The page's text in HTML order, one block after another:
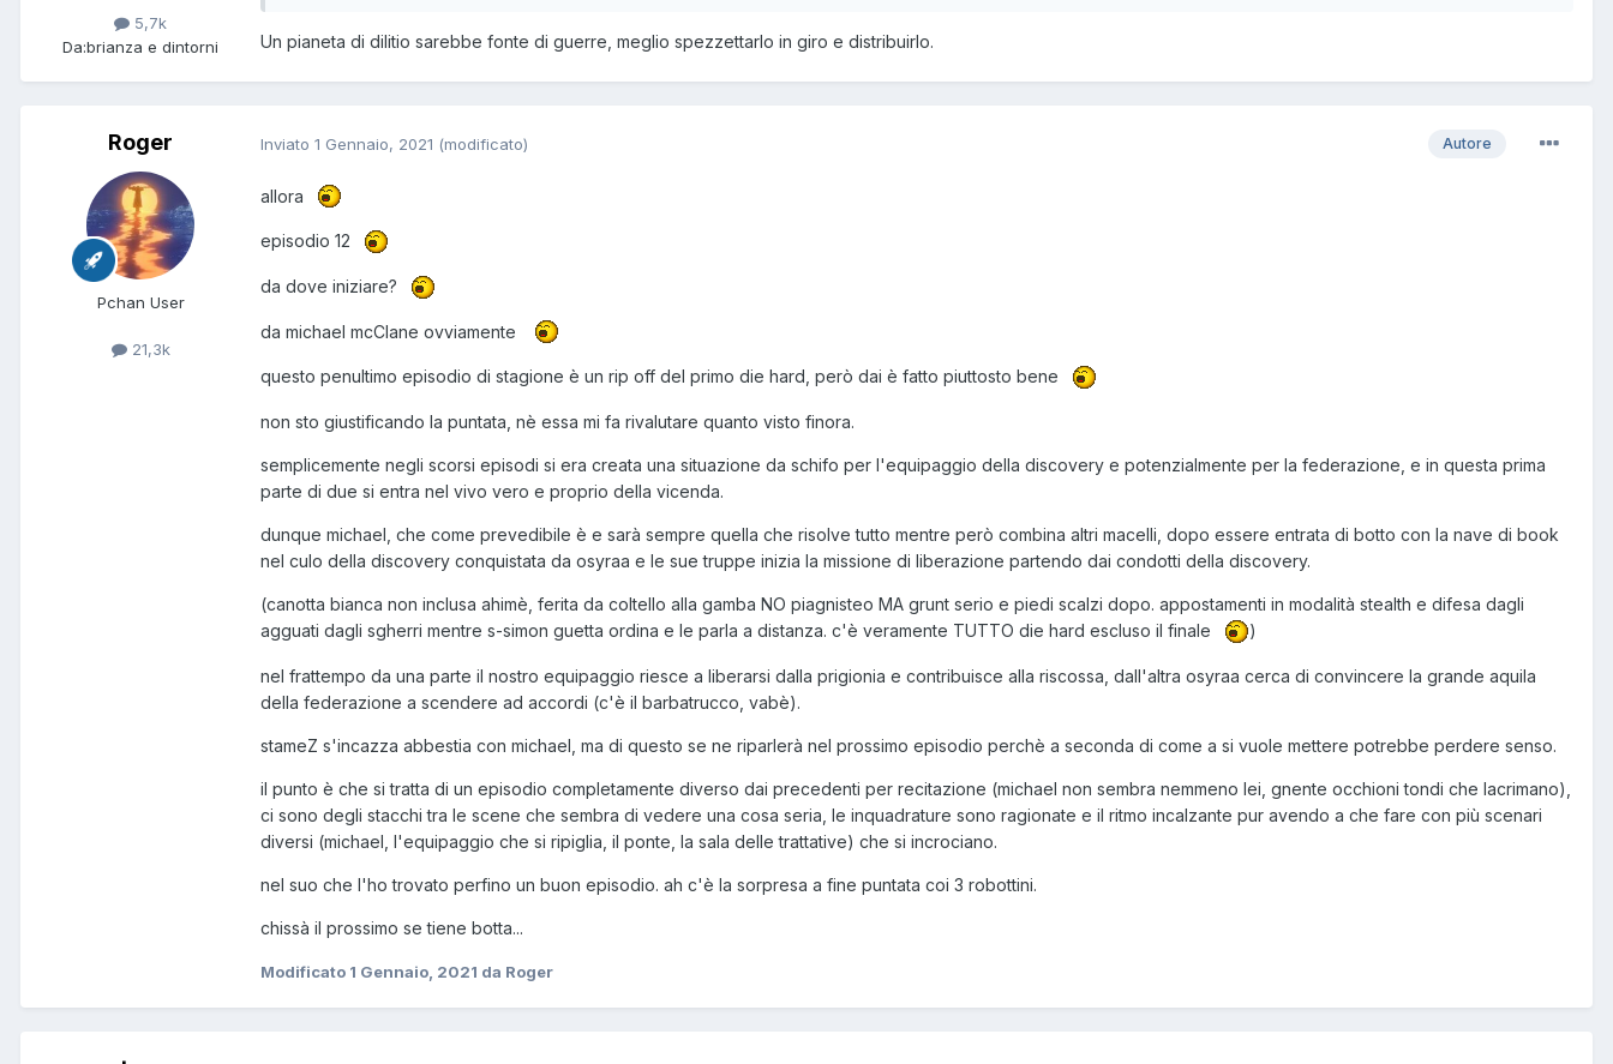
5,7k
Da:brianza e dintorni Un pianeta di dilitio sarebbe fonte di guerre, meglio spezzettarlo in giro e distribuirlo.
Roger
Pchan User
21,3k
Autore
Inviato 1 Gennaio, 2021 (modificato)
allora
episodio 12
da dove iniziare?
da michael mcClane ovviamente
questo penultimo episodio di stagione è un rip off del primo die hard, però dai è fatto piuttosto bene
non sto giustificando la puntata, nè essa mi fa rivalutare quanto visto finora.
semplicemente negli scorsi episodi si era creata una situazione da schifo per l'equipaggio della discovery e potenzialmente per la federazione, e in questa prima
parte di due si entra nel vivo vero e proprio della vicenda.
dunque michael, che come prevedibile è e sarà sempre quella che risolve tutto mentre però combina altri macelli, dopo essere entrata di botto con la nave di book
nel culo della discovery conquistata da osyraa e le sue truppe inizia la missione di liberazione partendo dai condotti della discovery.
(canotta bianca non inclusa ahimè, ferita da coltello alla gamba NO piagnisteo MA grunt serio e piedi scalzi dopo. appostamenti in modalità stealth e difesa dagli
agguati dagli sgherri mentre s-simon guetta ordina e le parla a distanza. c'è veramente TUTTO die hard escluso il finale
)
nel frattempo da una parte il nostro equipaggio riesce a liberarsi dalla prigionia e contribuisce alla riscossa, dall'altra osyraa cerca di convincere la grande aquila
della federazione a scendere ad accordi (c'è il barbatrucco, vabè).
stameZ s'incazza abbestia con michael, ma di questo se ne riparlerà nel prossimo episodio perchè a seconda di come a si vuole mettere potrebbe perdere senso.
il punto è che si tratta di un episodio completamente diverso dai precedenti per recitazione (michael non sembra nemmeno lei, gnente occhioni tondi che lacrimano),
ci sono degli stacchi tra le scene che sembra di vedere una cosa seria, le inquadrature sono ragionate e il ritmo incalzante pur avendo a che fare con più scenari
diversi (michael, l'equipaggio che si ripiglia, il ponte, la sala delle trattative) che si incrociano.
nel suo che l'ho trovato perfino un buon episodio. ah c'è la sorpresa a fine puntata coi 3 robottini.
chissà il prossimo se tiene botta...
Modificato 1 Gennaio, 2021 da Roger